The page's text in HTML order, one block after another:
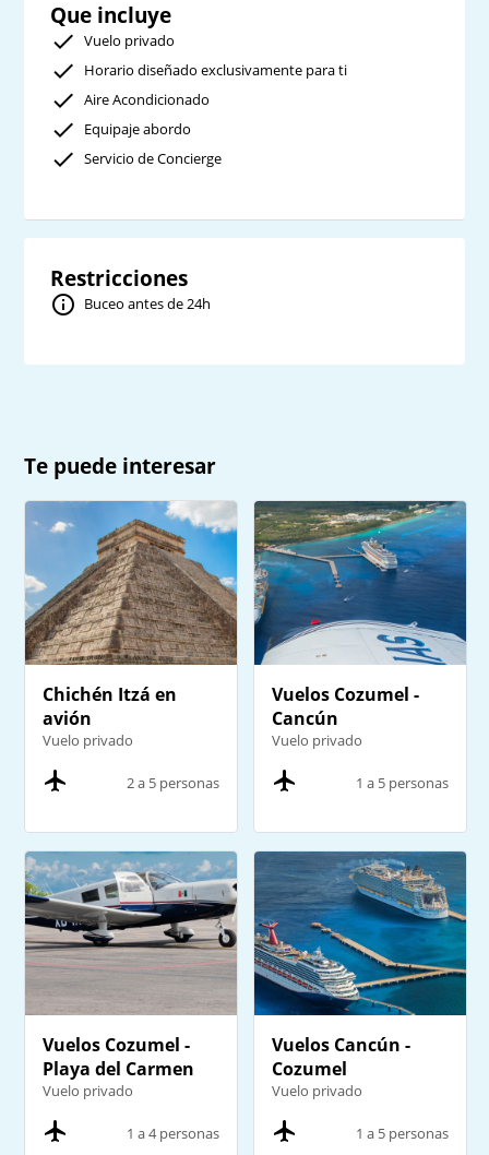
Que incluye
Vuelo privado
Horario diseñado exclusivamente para ti
Aire Acondicionado
Equipaje abordo
Servicio de Concierge
Restricciones
Buceo antes de 24h
Te puede interesar
Chichén Itzá en
avión
Vuelo privado
2 a 5 personas
Vuelos Cozumel -
Cancún
Vuelo privado
1 a 5 personas
Vuelos Cozumel -
Playa del Carmen
Vuelo privado
1 a 4 personas
Vuelos Cancún -
Cozumel
Vuelo privado
1 a 5 personas